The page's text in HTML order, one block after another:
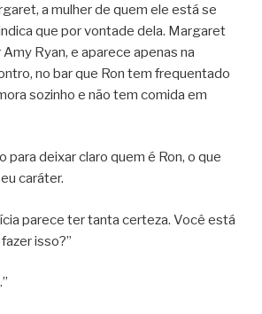
a mulher de quem ele está se
que por vontade dela. Margaret
Ryan, e aparece apenas na
no bar que Ron tem frequentado
sozinho e não tem comida em
para deixar claro quem é Ron, o que
caráter.
parece ter tanta certeza. Você está
isso?”